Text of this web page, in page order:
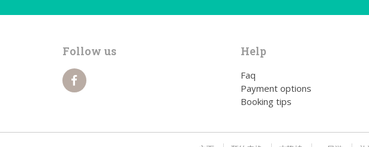
Follow us Help
Faq
Payment options
Booking tips